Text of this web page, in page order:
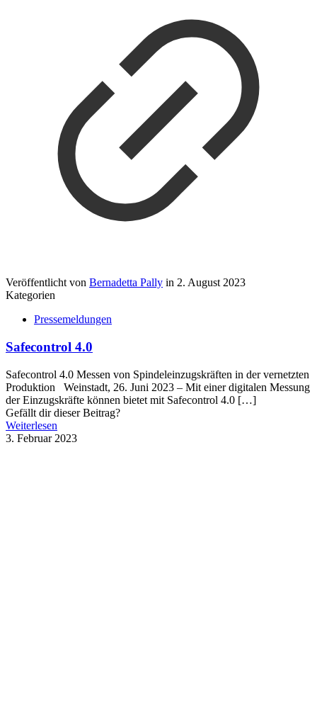
Veröffentlicht von Bernadetta Pally in 2. August 2023
Kategorien
Pressemeldungen
Safecontrol 4.0
Safecontrol 4.0 Messen von Spindeleinzugskräften in der vernetzten
Produktion Weinstadt, 26. Juni 2023 – Mit einer digitalen Messung
der Einzugskräfte können bietet mit Safecontrol 4.0 […]
Gefällt dir dieser Beitrag?
Weiterlesen
3. Februar 2023